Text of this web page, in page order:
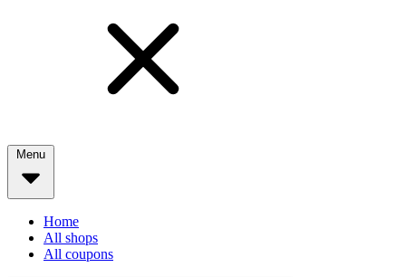
Menu
Home
All shops
All coupons